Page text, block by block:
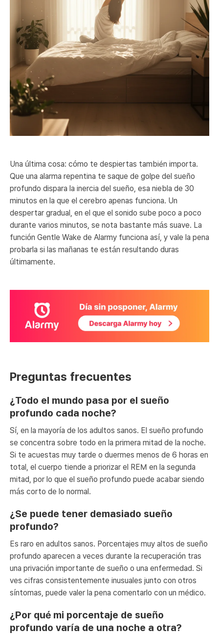
Una última cosa: cómo te despiertas también importa.
Que una alarma repentina te saque de golpe del sueño
profundo dispara la inercia del sueño, esa niebla de 30
minutos en la que el cerebro apenas funciona. Un
despertar gradual, en el que el sonido sube poco a poco
durante varios minutos, se nota bastante más suave. La
función Gentle Wake de Alarmy funciona así, y vale la pena
probarla si las mañanas te están resultando duras
últimamente.
Preguntas frecuentes
¿Todo el mundo pasa por el sueño
profundo cada noche?
Sí, en la mayoría de los adultos sanos. El sueño profundo
se concentra sobre todo en la primera mitad de la noche.
Si te acuestas muy tarde o duermes menos de 6 horas en
total, el cuerpo tiende a priorizar el REM en la segunda
mitad, por lo que el sueño profundo puede acabar siendo
más corto de lo normal.
¿Se puede tener demasiado sueño
profundo?
Es raro en adultos sanos. Porcentajes muy altos de sueño
profundo aparecen a veces durante la recuperación tras
una privación importante de sueño o una enfermedad. Si
ves cifras consistentemente inusuales junto con otros
síntomas, puede valer la pena comentarlo con un médico.
¿Por qué mi porcentaje de sueño
profundo varía de una noche a otra?